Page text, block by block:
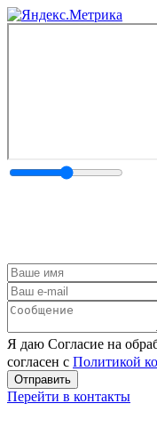
Я даю Согласие на
согласен с Политикой
Перейти в контакты